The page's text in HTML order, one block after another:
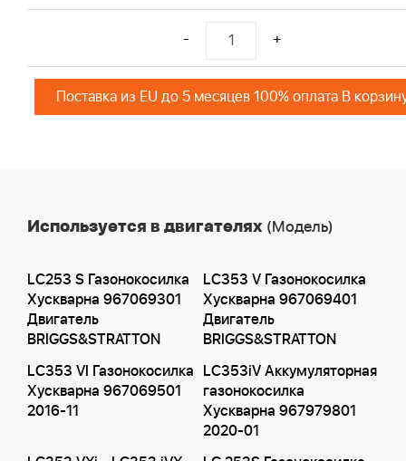
- +
Поставка из EU до 5 месяцев 100% оплата В
Используется в двигателях (Модель)
LC253 S Газонокосилка
Хускварна 967069301
Двигатель
BRIGGS&STRATTON
LC353 V Газонокосилка
Хускварна 967069401
Двигатель
BRIGGS&STRATTON
LC353 VI Газонокосилка
Хускварна 967069501
2016-11
LC353iV Аккумуляторная
газонокосилка
Хускварна 967979801
2020-01